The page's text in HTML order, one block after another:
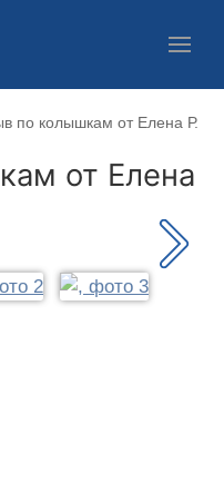
по колышкам от Елена Р.
от Елена